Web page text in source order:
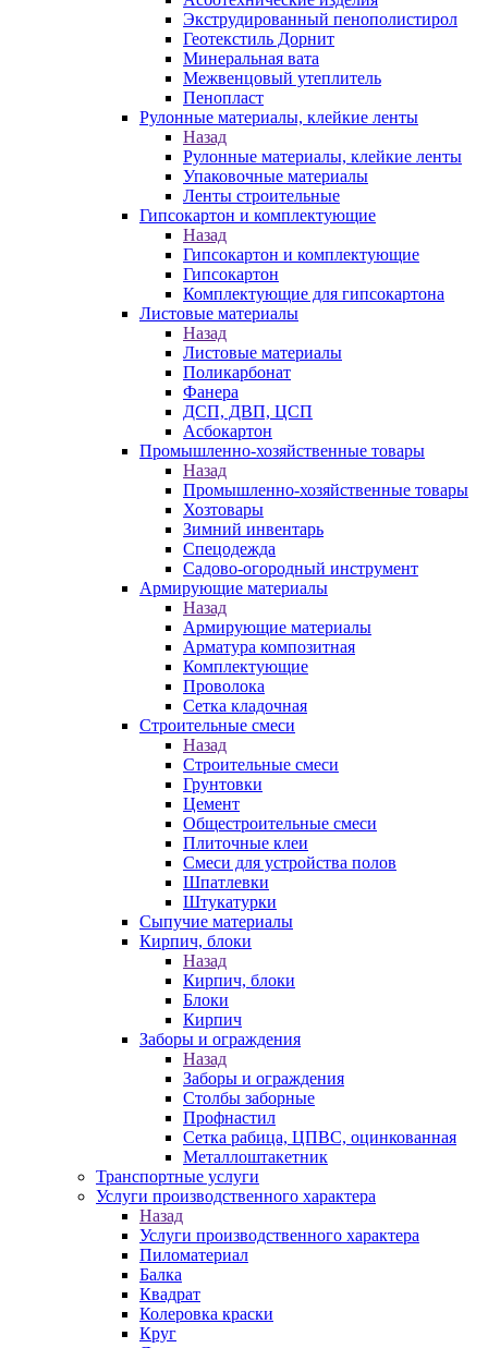
Экструдированный пенополистирол
Геотекстиль Дорнит
Минеральная вата
Межвенцовый утеплитель
Пенопласт
Рулонные материалы, клейкие ленты
Назад
Рулонные материалы, клейкие ленты
Упаковочные материалы
Ленты строительные
Гипсокартон и комплектующие
Назад
Гипсокартон и комплектующие
Гипсокартон
Комплектующие для гипсокартона
Листовые материалы
Назад
Листовые материалы
Поликарбонат
Фанера
ДСП, ДВП, ЦСП
Асбокартон
Промышленно-хозяйственные товары
Назад
Промышленно-хозяйственные товары
Хозтовары
Зимний инвентарь
Спецодежда
Садово-огородный инструмент
Армирующие материалы
Назад
Армирующие материалы
Арматура композитная
Комплектующие
Проволока
Сетка кладочная
Строительные смеси
Назад
Строительные смеси
Грунтовки
Цемент
Общестроительные смеси
Плиточные клеи
Смеси для устройства полов
Шпатлевки
Штукатурки
Сыпучие материалы
Кирпич, блоки
Назад
Кирпич, блоки
Блоки
Кирпич
Заборы и ограждения
Назад
Заборы и ограждения
Столбы заборные
Профнастил
Сетка рабица, ЦПВС, оцинкованная
Металлоштакетник
Транспортные услуги
Услуги производственного характера
Назад
Услуги производственного характера
Пиломатериал
Балка
Квадрат
Колеровка краски
Круг